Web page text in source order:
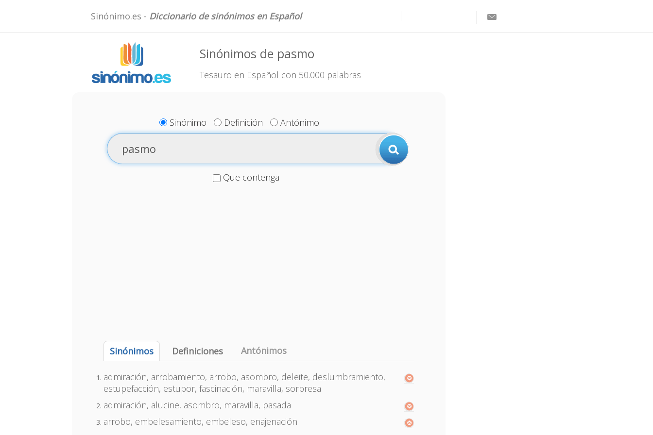
Sinónimo.es - Diccionario de sinónimos en Español
Sinónimos de pasmo
Tesauro en Español con 50.000 palabras
Sinónimo Definición Antónimo
Que contenga
Sinónimos Definiciones Antónimos
admiración, arrobamiento, arrobo, asombro, deleite, deslumbramiento,
estupefacción, estupor, fascinación, maravilla, sorpresa
admiración, alucine, asombro, maravilla, pasada
arrobo, embelesamiento, embeleso, enajenación